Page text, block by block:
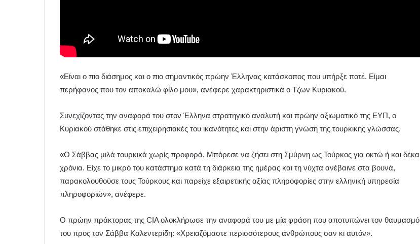
«Είναι ο πιο διάσημος και ο πιο σημαντικός πρώην Έλληνας κατάσκοπος που υπήρξε ποτέ. Είμαι
περήφανος που τον αποκαλώ φίλο μου», ανέφερε χαρακτηριστικά ο Τζων Κυριακού.
Συνεχίζοντας την αναφορά του στον Έλληνα στρατηγικό αναλυτή και πρώην αξιωματικό της ΕΥΠ, ο
Κυριακού στάθηκε στις επιχειρησιακές του ικανότητες και στην άριστη γνώση της τουρκικής γλώσσας.
«Ο Σάββας μιλά τουρκικά χωρίς προφορά. Μπόρεσε να ζήσει στη Σμύρνη ως Τούρκος για οκτώ ή και δέκα
χρόνια. Είχε το μικρό του κατάστημα κατά τη διάρκεια της ημέρας και τη νύχτα ανέβαινε στα βουνά,
παρακολουθούσε τους Τούρκους και παρείχε εξαιρετικής αξίας πληροφορίες στην ελληνική υπηρεσία
πληροφοριών», ανέφερε.
Ο πρώην πράκτορας της CIA ολοκλήρωσε την αναφορά του με μία φράση που αποτυπώνει τον θαυμασμό
του προς τον Σάββα Καλεντερίδη: «Χρειαζόμαστε περισσότερους ανθρώπους σαν κι αυτόν».